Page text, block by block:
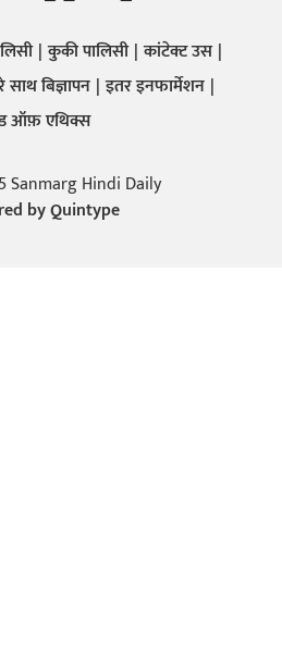
कुकी पालिसी कांटेक्ट उस
साथ बिज्ञापन इतर इनफार्मेशन
ऑफ़ एथिक्स
Sanmarg Hindi Daily
byQuintype